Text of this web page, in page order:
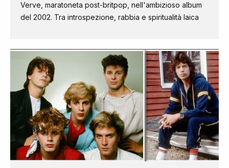
Verve, maratoneta post-britpop, nell'ambizioso album
del 2002. Tra introspezione, rabbia e spiritualità laica